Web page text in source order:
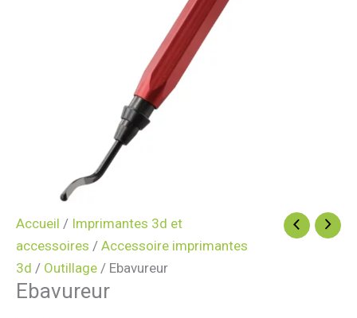
Accueil / Imprimantes 3d et
accessoires / Accessoire imprimantes
3d / Outillage / Ebavureur
Ebavureur